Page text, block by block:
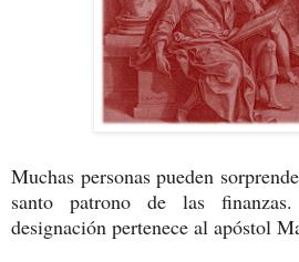
Muchas personas pueden
santo patrono de las
designación pertenece al apóstol